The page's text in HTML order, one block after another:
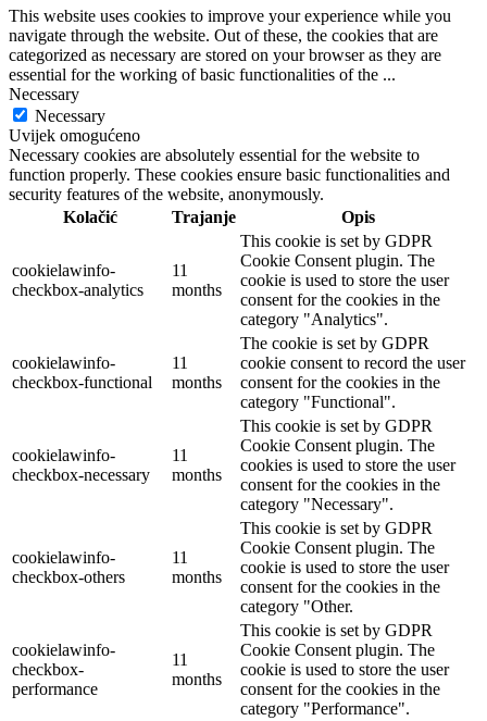
This website uses cookies to improve your experience while you
navigate through the website. Out of these, the cookies that are
categorized as necessary are stored on your browser as they are
essential for the working of basic functionalities of the ...
Necessary
Necessary
Uvijek omogućeno
Necessary cookies are absolutely essential for the website to
function properly. These cookies ensure basic functionalities and
security features of the website, anonymously.
Kolačić
Trajanje Opis
cookielawinfo-
checkbox-analytics
11
months
This cookie is set by GDPR
Cookie Consent plugin. The
cookie is used to store the user
consent for the cookies in the
category "Analytics".
cookielawinfo-
checkbox-functional
11
months
The cookie is set by GDPR
cookie consent to record the user
consent for the cookies in the
category "Functional".
cookielawinfo-
checkbox-necessary
11
months
This cookie is set by GDPR
Cookie Consent plugin. The
cookies is used to store the user
consent for the cookies in the
category "Necessary".
cookielawinfo-
checkbox-others
11
months
This cookie is set by GDPR
Cookie Consent plugin. The
cookie is used to store the user
consent for the cookies in the
category "Other.
cookielawinfo-
checkbox-
performance
11
months
This cookie is set by GDPR
Cookie Consent plugin. The
cookie is used to store the user
consent for the cookies in the
category "Performance".